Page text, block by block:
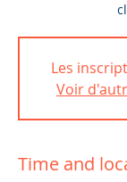
Les
Voir
Time and